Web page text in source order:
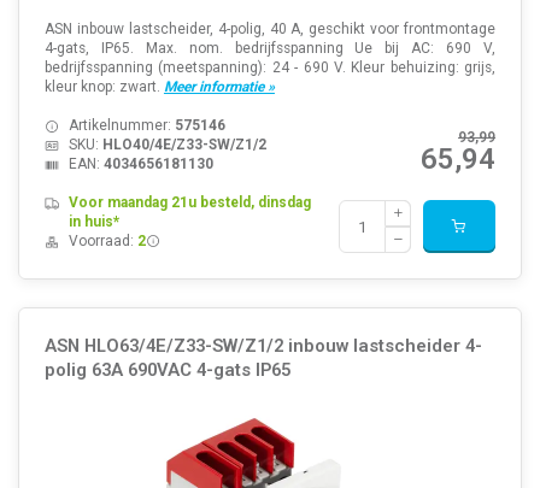
ASN inbouw lastscheider, 4-polig, 40 A, geschikt voor frontmontage
4-gats, IP65. Max. nom. bedrijfsspanning Ue bij AC: 690 V,
bedrijfsspanning (meetspanning): 24 - 690 V. Kleur behuizing: grijs,
kleur knop: zwart. Meer informatie »
93,99
65,94
Artikelnummer: 575146
SKU: HLO40/4E/Z33-SW/Z1/2
EAN: 4034656181130
Voor maandag 21u besteld, dinsdag
in huis*
Voorraad: 2
ASN HLO63/4E/Z33-SW/Z1/2 inbouw lastscheider 4-
polig 63A 690VAC 4-gats IP65